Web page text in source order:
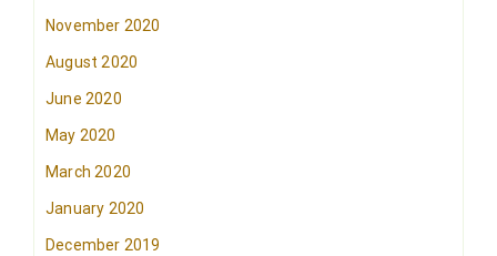
November 2020
August 2020
June 2020
May 2020
March 2020
January 2020
December 2019